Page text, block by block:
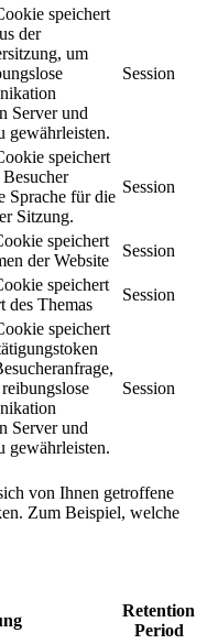
speichert
der
um
Server und
gewährleisten.
Session
speichert
Sprache für die
Sitzung.
Session
speichert
der Website
Session
speichert
des Themas
Session
speichert
Server und
gewährleisten.
Session
von Ihnen getroffene
Zum Beispiel, welche
Retention
Period